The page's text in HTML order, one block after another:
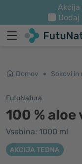
Akcija
Dodaj
Domov Sokovi in
FutuNatura
100 % aloe
Vsebina: 1000 ml
AKCIJA TEDNA